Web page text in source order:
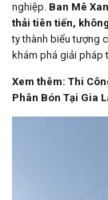
nghiệp. Ban Mê
thải tiên tiến,
ty thành biểu tượng
khám phá giải pháp
Xem thêm: Thi
Phân Bón Tại Gia